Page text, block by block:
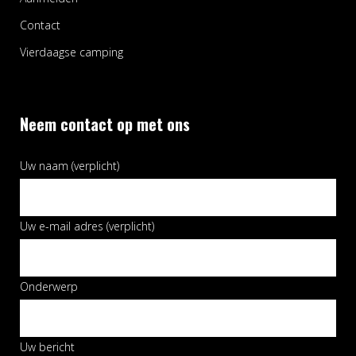
Contact
Vierdaagse camping
Neem contact op met ons
Uw naam (verplicht)
Uw e-mail adres (verplicht)
Onderwerp
Uw bericht